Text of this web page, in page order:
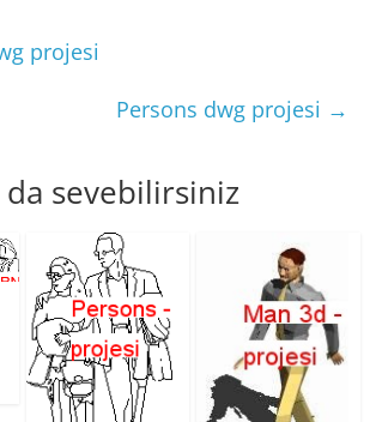
projesi
Persons dwg projesi →
da sevebilirsiniz